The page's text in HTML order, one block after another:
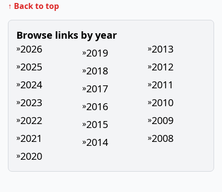
↑ Back to top
Browse links by year
»2026
»2025
»2024
»2023
»2022
»2021
»2020
»2019
»2018
»2017
»2016
»2015
»2014
»2013
»2012
»2011
»2010
»2009
»2008